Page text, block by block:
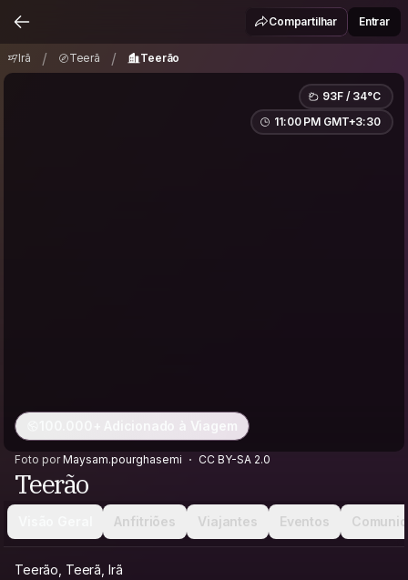
Compartilhar Entrar
Irã / Teerã / Teerão
93F / 34°C
11:00 PM GMT+3:30
100.000+ Adicionado à Viagem
Foto porMaysam.pourghasemi CC BY-SA 2.0
Teerão
Anfitriões Viajantes Eventos
Teerão, Teerã, Irã